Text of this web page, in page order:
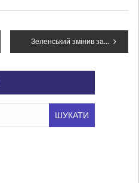
Зеленський змінив заступника командувача Нацгвардії